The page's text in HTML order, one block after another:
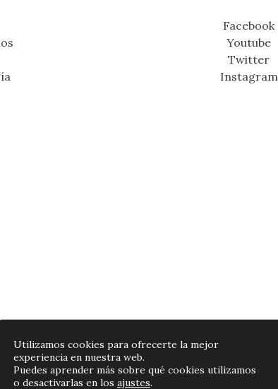
Facebook
Youtube
Twitter
Instagram
Utilizamos cookies para ofrecerte la mejor
experiencia en nuestra web.
Puedes aprender más sobre qué cookies utilizamos
o desactivarlas en los ajustes.